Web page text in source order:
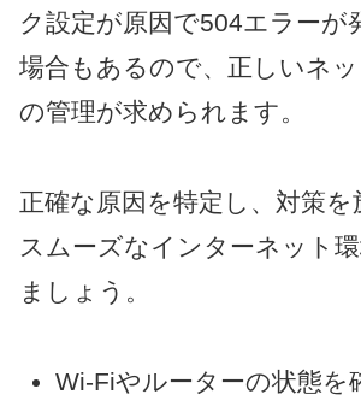
ク設定が原因で504エラーが
場合もあるので、正しいネ
の管理が求められます。
正確な原因を特定し、対策を
スムーズなインターネット
ましょう。
Wi-Fiやルーターの状態を